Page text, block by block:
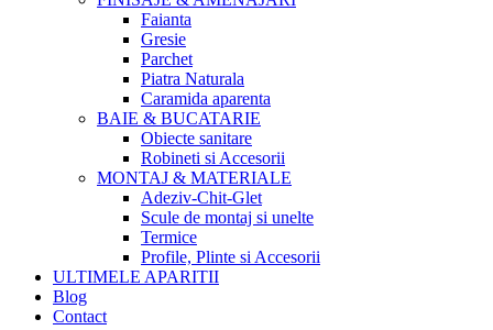
Faianta
Gresie
Parchet
Piatra Naturala
Caramida aparenta
BAIE & BUCATARIE
Obiecte sanitare
Robineti si Accesorii
MONTAJ & MATERIALE
Adeziv-Chit-Glet
Scule de montaj si unelte
Termice
Profile, Plinte si Accesorii
ULTIMELE APARITII
Blog
Contact